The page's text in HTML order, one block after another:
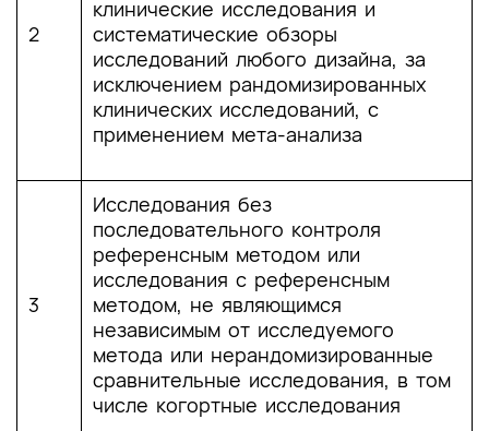
Malignancy in Hysteroscopically Resected
Endometrial Polyps: A Systematic Review
and Meta-Analysis.,” J. Minim. Invasive
Gynecol., vol. 25, no. 5, pp. 777–785, doi:
10.1016/j.jmig.2018.02.004.
bleeding: assessment and management,”
Савельева Г. М. и др. Гинекология.
Национальное руководство //М.: ГЭОТАР-
Медиа. – 2020.
“World Health Organization.
Reproductive Health et al. Comprehensive
cervical cancer control: a guide to essential
2
клинические исследования и
систематические обзоры
исследований любого дизайна, за
исключением рандомизированных
клинических исследований, с
применением мета-анализа
3
Исследования без
последовательного контроля
референсным методом или
исследования с референсным
методом, не являющимся
независимым от исследуемого
метода или нерандомизированные
сравнительные исследования, в том
числе когортные исследования